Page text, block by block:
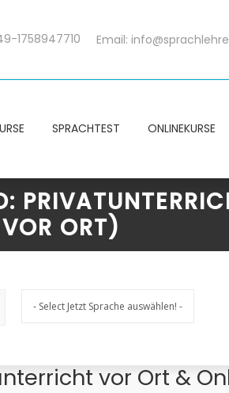
1758947710 Email:
SPRACHTEST ONLINEKURSE
ORT)
vor Ort &